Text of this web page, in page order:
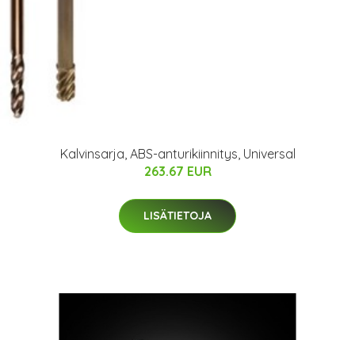
Kalvinsarja, ABS-anturikiinnitys, Universal
263.67 EUR
LISÄTIETOJA